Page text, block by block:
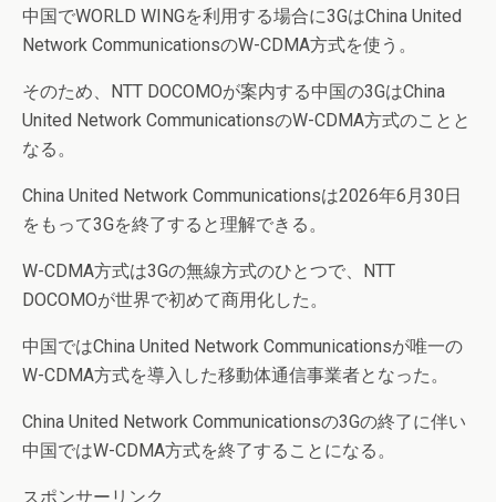
中国でWORLD WINGを利用する場合に3GはChina United
Network CommunicationsのW-CDMA方式を使う。
そのため、NTT DOCOMOが案内する中国の3GはChina
United Network CommunicationsのW-CDMA方式のことと
なる。
China United Network Communicationsは2026年6月30日
をもって3Gを終了すると理解できる。
W-CDMA方式は3Gの無線方式のひとつで、NTT
DOCOMOが世界で初めて商用化した。
中国ではChina United Network Communicationsが唯一の
W-CDMA方式を導入した移動体通信事業者となった。
China United Network Communicationsの3Gの終了に伴い
中国ではW-CDMA方式を終了することになる。
スポンサーリンク